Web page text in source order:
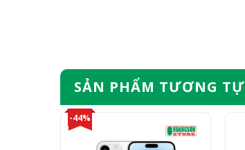
SẢN PHẨM TƯƠNG TỰ
-44%